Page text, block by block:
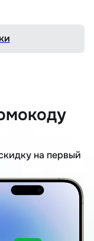
на первый